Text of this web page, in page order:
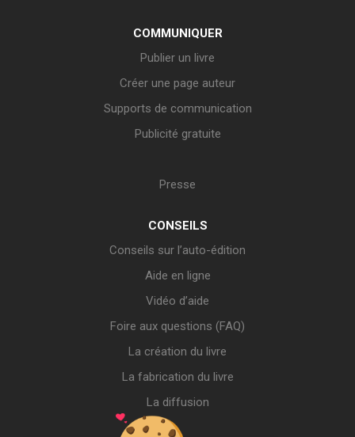
COMMUNIQUER
Publier un livre
Créer une page auteur
Supports de communication
Publicité gratuite
Presse
CONSEILS
Conseils sur l’auto-édition
Aide en ligne
Vidéo d’aide
Foire aux questions (FAQ)
La création du livre
La fabrication du livre
La diffusion